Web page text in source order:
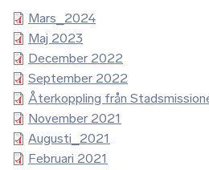
Mars_2024
Maj 2023
December 2022
September 2022
Återkoppling från
November 2021
Augusti_2021
Februari 2021